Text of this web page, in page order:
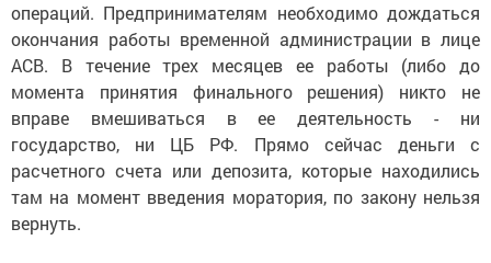
операций. Предпринимателям необходимо дождаться
окончания работы временной администрации в лице
АСВ. В течение трех месяцев ее работы (либо до
момента принятия финального решения) никто не
вправе вмешиваться в ее деятельность - ни
государство, ни ЦБ РФ. Прямо сейчас деньги с
расчетного счета или депозита, которые находились
там на момент введения моратория, по закону нельзя
вернуть.